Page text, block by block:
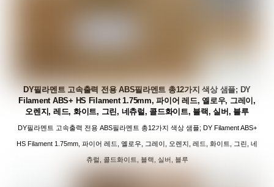
DY필라멘트 고속출력 전용 ABS필라멘트 총12가지 색상 샘플; DY
Filament ABS+ HS Filament 1.75mm, 파이어 레드, 옐로우, 그레이,
오렌지, 레드, 화이트, 그린, 네츄럴, 콜드화이트, 블랙, 실버, 블루
DY필라멘트 고속출력 전용 ABS필라멘트 총12가지 색상 샘플; DY Filament ABS+
HS Filament 1.75mm, 파이어 레드, 옐로우, 그레이, 오렌지, 레드, 화이트, 그린, 네
츄럴, 콜드화이트, 블랙, 실버, 블루